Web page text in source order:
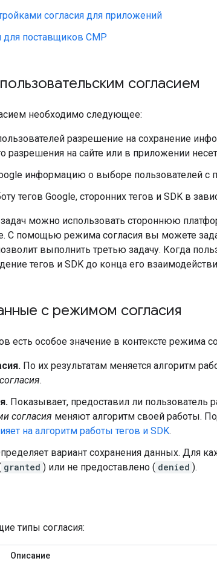
согласия для приложений
для поставщиков CMP
пользовательским согласием
необходимо следующее:
разрешение на сохранение
разрешения на сайте или в приложении
информацию о выборе пользователей
тегов Google, сторонних тегов и SDK в
можно использовать стороннюю
С помощью режима согласия вы можете
выполнить третью задачу. Когда
тегов и SDK до конца его
с режимом согласия
есть особое значение в контексте режима
По их результатам меняется алгоритм
.
Показывает, предоставил ли пользователь
согласия меняют алгоритм своей работы.
на алгоритм работы тегов и SDK.
вариант сохранения данных. Для
granted ) или не предоставлено ( denied ).
типы согласия:
Описание